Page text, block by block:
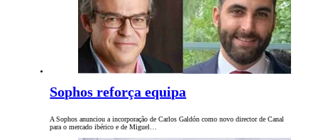
Sophos reforça equipa
A Sophos anunciou a incorporação de Carlos Galdón como novo director de Canal
para o mercado ibérico e de Miguel…